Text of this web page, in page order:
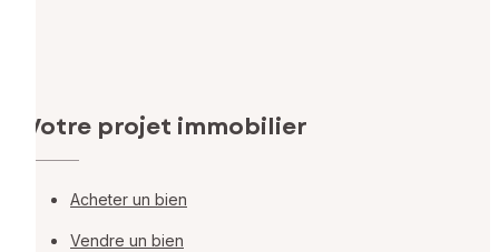
Votre projet immobilier
Acheter un bien
Vendre un bien